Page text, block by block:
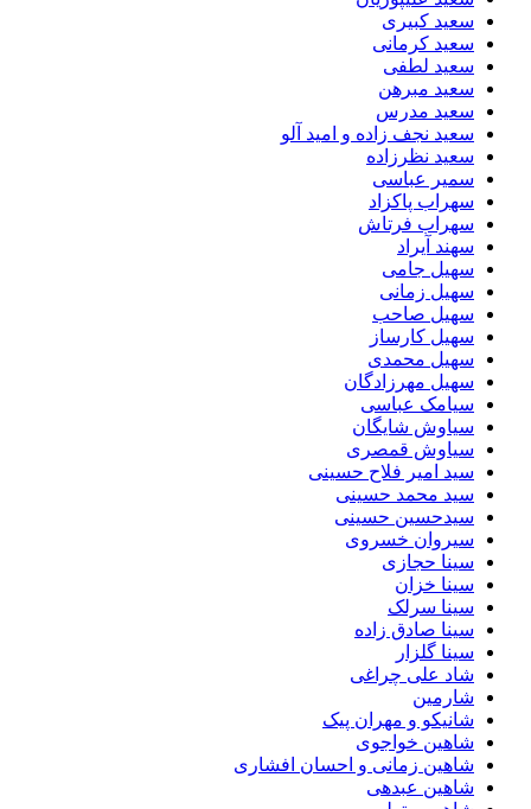
سعید کبیری
سعید کرمانی
سعید لطفی
سعید مبرهن
سعید مدرس
سعید نجف زاده و امید آلو
سعید نظرزاده
سمیر عباسی
سهراب پاکزاد
سهراب فرتاش
سهند آیراد
سهیل جامی
سهیل زمانی
سهیل صاحب
سهیل کارساز
سهیل محمدی
سهیل مهرزادگان
سیامک عباسی
سیاوش شایگان
سیاوش قمصری
سید امیر فلاح حسینی
سید محمد حسینی
سیدحسین حسینی
سیروان خسروی
سینا حجازی
سینا خزان
سینا سرلک
سینا صادق زاده
سینا گلزار
شاد علی چراغی
شارمین
شانیکو و مهران پیک
شاهین خواجوی
شاهین زمانی و احسان افشاری
شاهین عبدهی